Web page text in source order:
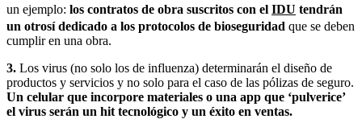
un ejemplo: los contratos de obra suscritos con el IDU tendrán
un otrosí dedicado a los protocolos de bioseguridad que se deben
cumplir en una obra.
3. Los virus (no solo los de influenza) determinarán el diseño de
productos y servicios y no solo para el caso de las pólizas de seguro.
Un celular que incorpore materiales o una app que ‘pulverice’
el virus serán un hit tecnológico y un éxito en ventas.